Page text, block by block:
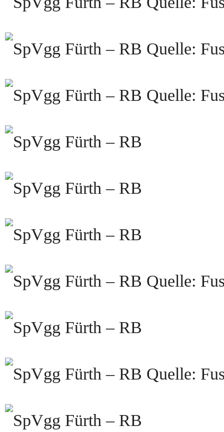
Quelle:
Quelle:
Quelle:
Quelle: